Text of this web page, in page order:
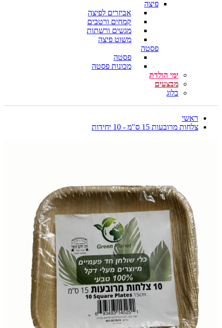
פיצה
אביזרים לפיצה
קמחים ורטבים
מגשים ורשתות
משוט פיצה
פסטה
פסטה
מכונות פסטה
ימי הולדת
מבצעים
בלוג
ראשי
צלחות מרובעות 15 ס"מ - 10 יחידות